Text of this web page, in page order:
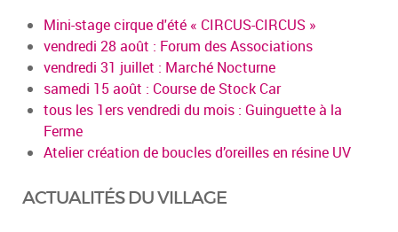
Mini-stage cirque d'été « CIRCUS-CIRCUS »
vendredi 28 août : Forum des Associations
vendredi 31 juillet : Marché Nocturne
samedi 15 août : Course de Stock Car
tous les 1ers vendredi du mois : Guinguette à la
Ferme
Atelier création de boucles d’oreilles en résine UV
ACTUALITÉS DU VILLAGE